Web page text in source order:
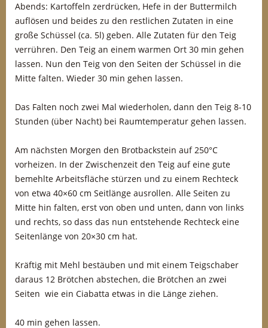
Abends: Kartoffeln zerdrücken, Hefe in der Buttermilch
auflösen und beides zu den restlichen Zutaten in eine
große Schüssel (ca. 5l) geben. Alle Zutaten für den Teig
verrühren. Den Teig an einem warmen Ort 30 min gehen
lassen. Nun den Teig von den Seiten der Schüssel in die
Mitte falten. Wieder 30 min gehen lassen.
Das Falten noch zwei Mal wiederholen, dann den Teig 8-10
Stunden (über Nacht) bei Raumtemperatur gehen lassen.
Am nächsten Morgen den Brotbackstein auf 250°C
vorheizen. In der Zwischenzeit den Teig auf eine gute
bemehlte Arbeitsfläche stürzen und zu einem Rechteck
von etwa 40×60 cm Seitlänge ausrollen. Alle Seiten zu
Mitte hin falten, erst von oben und unten, dann von links
und rechts, so dass das nun entstehende Rechteck eine
Seitenlänge von 20×30 cm hat.
Kräftig mit Mehl bestäuben und mit einem Teigschaber
daraus 12 Brötchen abstechen, die Brötchen an zwei
Seiten wie ein Ciabatta etwas in die Länge ziehen.
40 min gehen lassen.